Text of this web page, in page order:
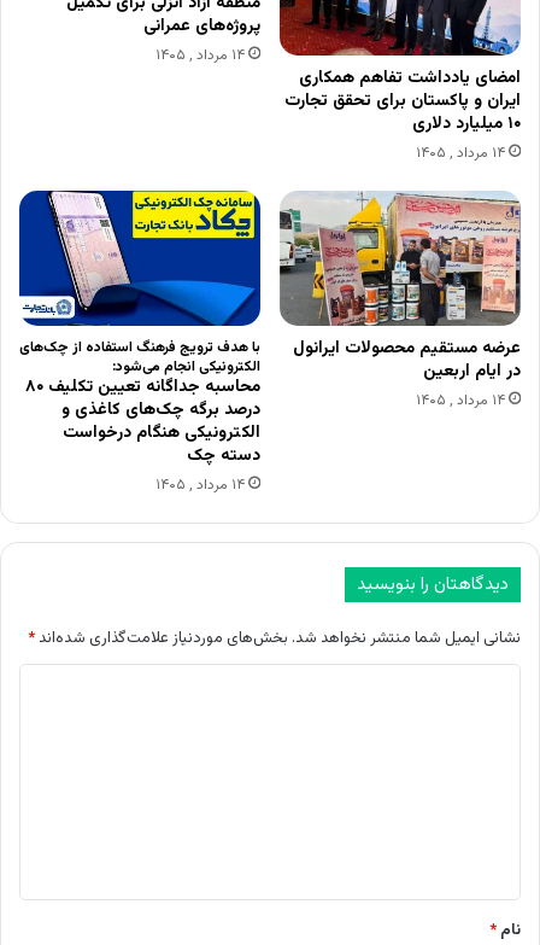
امضای یادداشت تفاهم همکاری
ایران و پاکستان برای تحقق تجارت
۱۰ میلیارد دلاری
۱۴ مرداد , ۱۴۰۵
پروژه‌های عمرانی
۱۴ مرداد , ۱۴۰۵
عرضه مستقیم محصولات ایرانول
در ایام اربعین
۱۴ مرداد , ۱۴۰۵
با هدف ترویج فرهنگ استفاده از چک‌های
الکترونیکی انجام می‌شود:
محاسبه جداگانه تعیین تکلیف ۸۰
درصد برگه چک‌های کاغذی و
الکترونیکی هنگام درخواست
دسته چک
۱۴ مرداد , ۱۴۰۵
دیدگاهتان را بنویسید
نشانی ایمیل شما منتشر نخواهد شد. بخش‌های موردنیاز علامت‌گذاری شده‌اند *
*
نام *